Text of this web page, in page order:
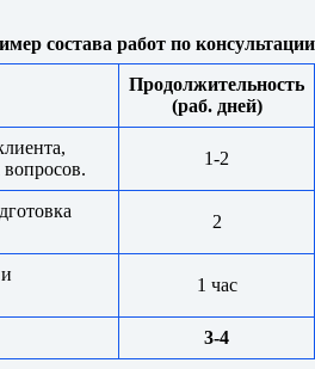
состава работ по консультации
Продолжительность
(раб. дней)
вопросов.
1-2
2
1 час
3-4